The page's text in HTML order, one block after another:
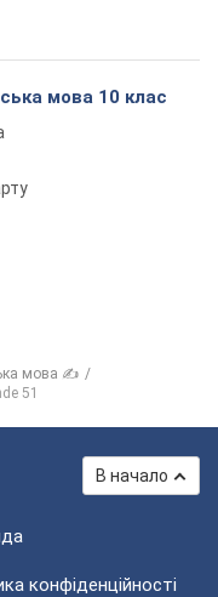
мова 10 клас
мова ✍
51
В начало
конфіденційності